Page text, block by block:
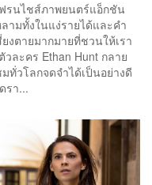
รนไชส์ภาพยนตร์แอ็กชัน
ามทั้งในแง่รายได้และคำ
งตายมากมายที่ชวนให้เรา
ละคร Ethan Hunt กลาย
ทั่วโลกจดจำได้เป็นอย่างดี
รา...